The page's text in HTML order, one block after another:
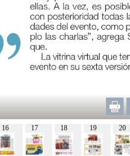
16 17 18 19 20